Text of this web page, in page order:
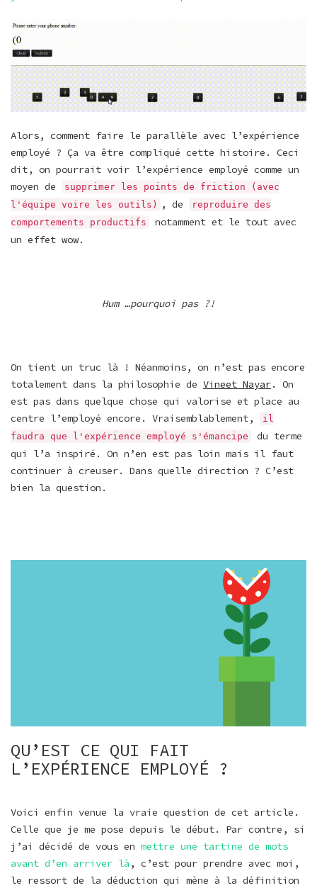
Alors, comment faire le parallèle avec l’expérience
employé ? Ça va être compliqué cette histoire. Ceci
dit, on pourrait voir l’expérience employé comme un
moyen de
supprimer les points de friction (avec
l'équipe voire les outils)
, de
reproduire des
comportements productifs
notamment et le tout avec
un effet wow.
Hum …pourquoi pas ?!
On tient un truc là ! Néanmoins, on n’est pas encore
totalement dans la philosophie de Vineet Nayar. On
est pas dans quelque chose qui valorise et place au
centre l’employé encore. Vraisemblablement,
il
faudra que l'expérience employé s'émancipe
du terme
qui l’a inspiré. On n’en est pas loin mais il faut
continuer à creuser. Dans quelle direction ? C’est
bien la question.
QU’EST CE QUI FAIT
L’EXPÉRIENCE EMPLOYÉ ?
Voici enfin venue la vraie question de cet article.
Celle que je me pose depuis le début. Par contre, si
j’ai décidé de vous en mettre une tartine de mots
avant d’en arriver là , c’est pour prendre avec moi,
le ressort de la déduction qui mène à la définition